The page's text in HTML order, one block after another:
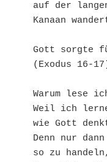
auf der
Kanaan
Gott sorgte
(Exodus 16-
Warum lese
Weil ich
wie Gott
Denn nur
so zu